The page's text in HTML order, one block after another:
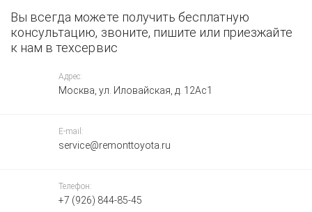
Вы всегда можете получить бесплатную
консультацию, звоните, пишите или приезжайте
к нам в техсервис
Адрес:
Москва, ул. Иловайская, д. 12Ас1
E-mail:
service@remonttoyota.ru
Телефон:
+7 (926) 844-85-45